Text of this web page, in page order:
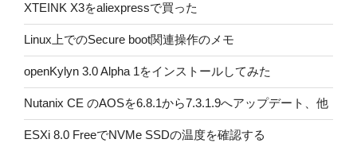
XTEINK X3をaliexpressで買った
Linux上でのSecure boot関連操作のメモ
openKylyn 3.0 Alpha 1をインストールしてみた
Nutanix CE のAOSを6.8.1から7.3.1.9へアップデート、他
ESXi 8.0 FreeでNVMe SSDの温度を確認する